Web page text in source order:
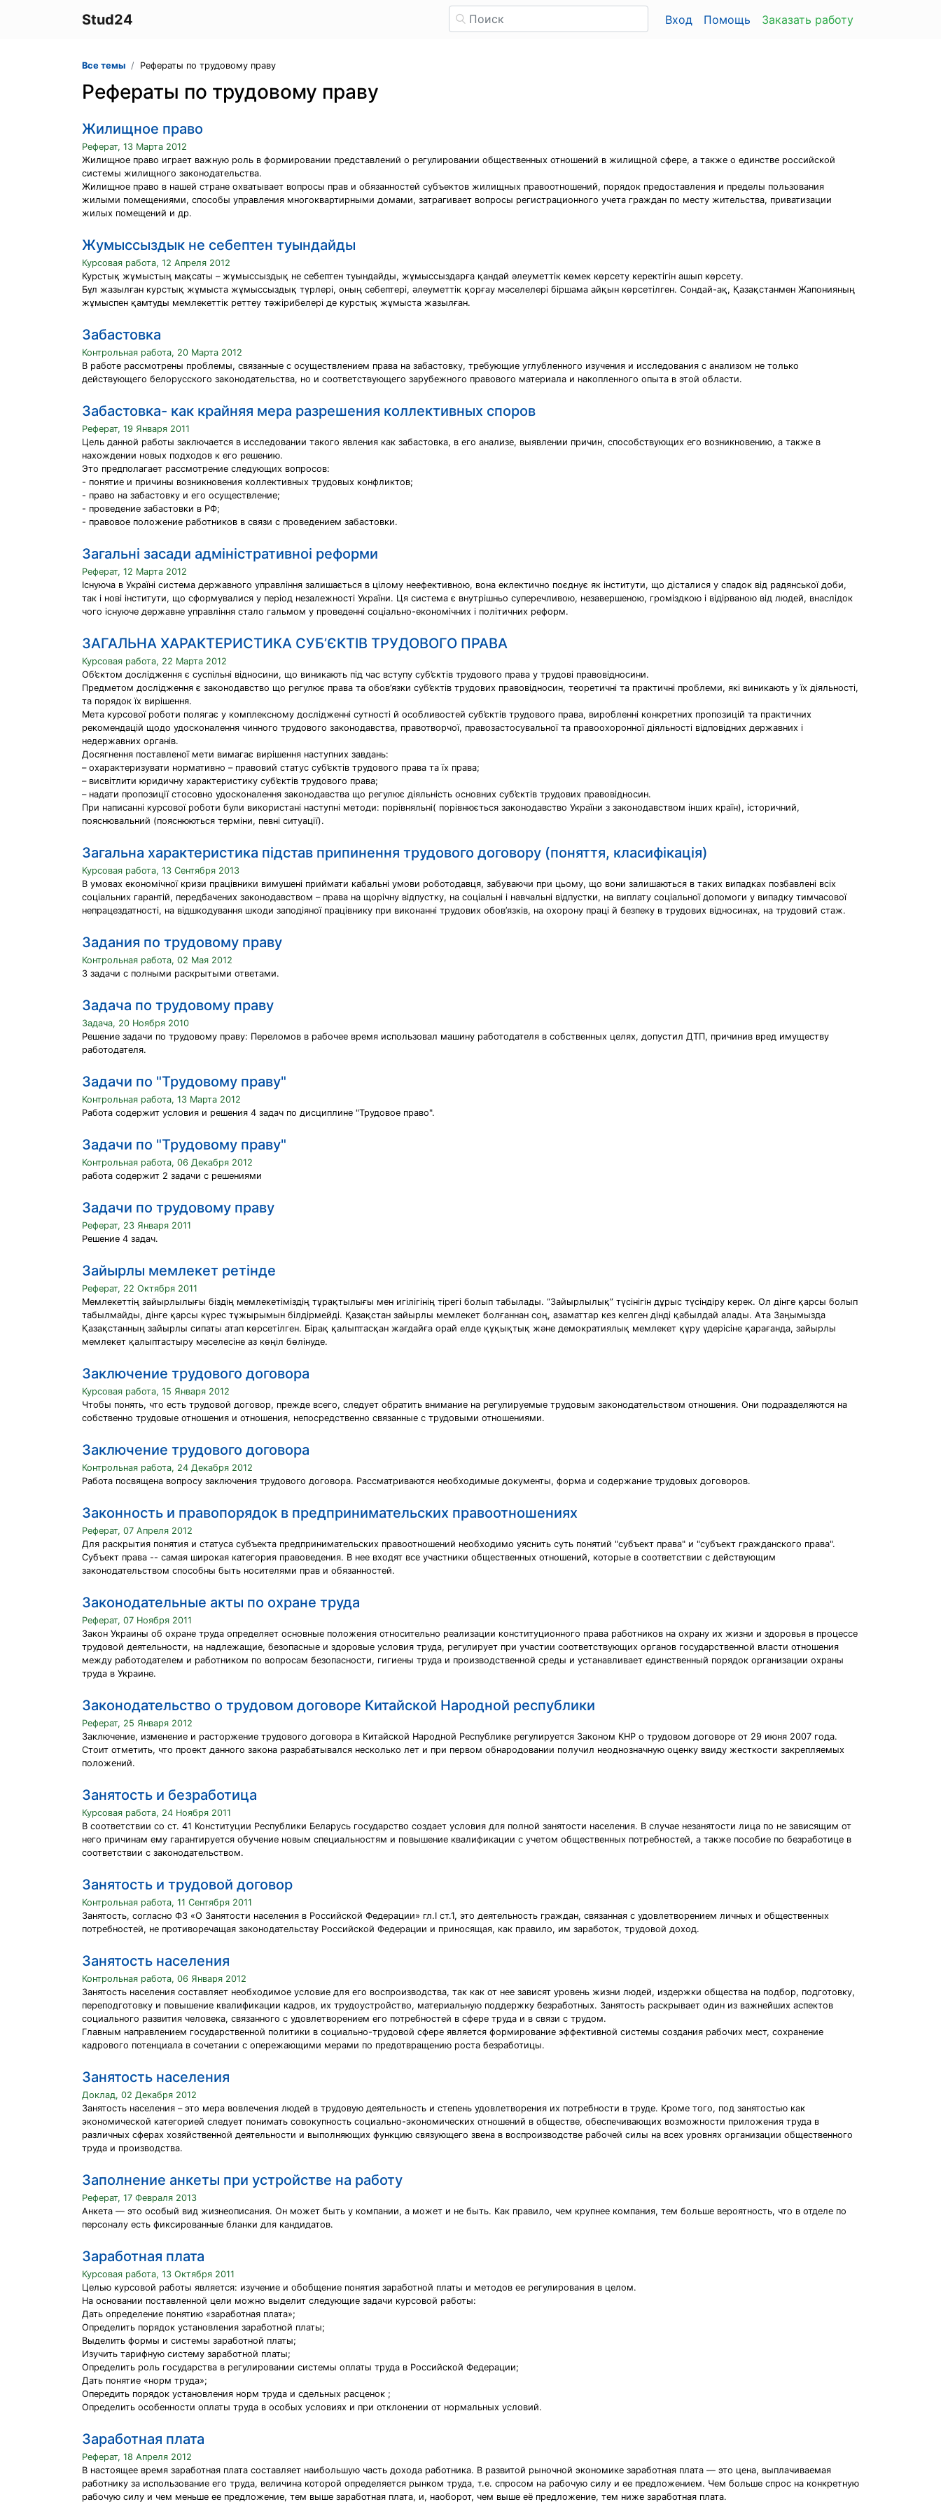
Stud24 Вход Помощь Заказать работу
Все темы Рефераты по трудовому праву
Рефераты по трудовому праву
Жилищное право
Реферат, 13 Марта 2012
Жилищное право играет важную роль в формировании представлений о регулировании общественных отношений в жилищной сфере, а также о единстве российской
системы жилищного законодательства.
Жилищное право в нашей стране охватывает вопросы прав и обязанностей субъектов жилищных правоотношений, порядок предоставления и пределы пользования
жилыми помещениями, способы управления многоквартирными домами, затрагивает вопросы регистрационного учета граждан по месту жительства, приватизации
жилых помещений и др.
Жумыссыздык не себептен туындайды
Курсовая работа, 12 Апреля 2012
Курстық жұмыстың мақсаты – жұмыссыздық не себептен туындайды, жұмыссыздарға қандай әлеуметтік көмек көрсету керектігін ашып көрсету.
Бұл жазылған курстық жұмыста жұмыссыздық түрлері, оның себептері, әлеуметтік қорғау мәселелері біршама айқын көрсетілген. Сондай-ақ, Қазақстанмен Жапонияның
жұмыспен қамтуды мемлекеттік реттеу тәжірибелері де курстық жұмыста жазылған.
Забастовка
Контрольная работа, 20 Марта 2012
В работе рассмотрены проблемы, связанные с осуществлением права на забастовку, требующие углубленного изучения и исследования с анализом не только
действующего белорусского законодательства, но и соответствующего зарубежного правового материала и накопленного опыта в этой области.
Забастовка- как крайняя мера разрешения коллективных споров
Реферат, 19 Января 2011
Цель данной работы заключается в исследовании такого явления как забастовка, в его анализе, выявлении причин, способствующих его возникновению, а также в
нахождении новых подходов к его решению.
Это предполагает рассмотрение следующих вопросов:
- понятие и причины возникновения коллективных трудовых конфликтов;
- право на забастовку и его осуществление;
- проведение забастовки в РФ;
- правовое положение работников в связи с проведением забастовки.
Загальнi засади адмiнiстративноi реформи
Реферат, 12 Марта 2012
Існуюча в Україні система державного управління залишається в цілому неефективною, вона еклектично поєднує як інститути, що дісталися у спадок від радянської доби,
так і нові інститути, що сформувалися у період незалежності України. Ця система є внутрішньо суперечливою, незавершеною, громіздкою і відірваною від людей, внаслідок
чого існуюче державне управління стало гальмом у проведенні соціально-економічних і політичних реформ.
ЗАГАЛЬНА ХАРАКТЕРИСТИКА СУБ’ЄКТІВ ТРУДОВОГО ПРАВА
Курсовая работа, 22 Марта 2012
Об’єктом дослідження є суспільні відносини, що виникають під час вступу суб’єктів трудового права у трудові правовідносини.
Предметом дослідження є законодавство що регулює права та обов’язки суб’єктів трудових правовідносин, теоретичні та практичні проблеми, які виникають у їх діяльності,
та порядок їх вирішення.
Мета курсової роботи полягає у комплексному дослідженні сутності й особливостей суб’єктів трудового права, виробленні конкретних пропозицій та практичних
рекомендацій щодо удосконалення чинного трудового законодавства, правотворчої, правозастосувальної та правоохоронної діяльності відповідних державних і
недержавних органів.
Досягнення поставленої мети вимагає вирішення наступних завдань:
– охарактеризувати нормативно – правовий статус суб’єктів трудового права та їх права;
– висвітлити юридичну характеристику суб’єктів трудового права;
– надати пропозиції стосовно удосконалення законодавства що регулює діяльність основних суб’єктів трудових правовідносин.
При написанні курсової роботи були використані наступні методи: порівняльні( порівнюється законодавство України з законодавством інших країн), історичний,
пояснювальний (пояснюються терміни, певні ситуації).
Загальна характеристика підстав припинення трудового договору (поняття, класифікація)
Курсовая работа, 13 Сентября 2013
В умовах економічної кризи працівники вимушені приймати кабальні умови роботодавця, забуваючи при цьому, що вони залишаються в таких випадках позбавлені всіх
соціальних гарантій, передбачених законодавством – права на щорічну відпустку, на соціальні і навчальні відпустки, на виплату соціальної допомоги у випадку тимчасової
непрацездатності, на відшкодування шкоди заподіяної працівнику при виконанні трудових обов’язків, на охорону праці й безпеку в трудових відносинах, на трудовий стаж.
Задания по трудовому праву
Контрольная работа, 02 Мая 2012
3 задачи с полными раскрытыми ответами.
Задача по трудовому праву
Задача, 20 Ноября 2010
Решение задачи по трудовому праву: Переломов в рабочее время использовал машину работодателя в собственных целях, допустил ДТП, причинив вред имуществу
работодателя.
Задачи по "Трудовому праву"
Контрольная работа, 13 Марта 2012
Работа содержит условия и решения 4 задач по дисциплине "Трудовое право".
Задачи по "Трудовому праву"
Контрольная работа, 06 Декабря 2012
работа содержит 2 задачи с решениями
Задачи по трудовому праву
Реферат, 23 Января 2011
Решение 4 задач.
Зайырлы мемлекет ретінде
Реферат, 22 Октября 2011
Мемлекеттің зайырлылығы біздің мемлекетіміздің тұрақтылығы мен игілігінің тірегі болып табылады. “Зайырлылық” түсінігін дұрыс түсіндіру керек. Ол дінге қарсы болып
табылмайды, дінге қарсы күрес тұжырымын білдірмейді. Қазақстан зайырлы мемлекет болғаннан соң, азаматтар кез келген дінді қабылдай алады. Ата Заңымызда
Қазақстанның зайырлы сипаты атап көрсетiлген. Бiрақ қалыптасқан жағдайға орай елде құқықтық және демократиялық мемлекет құру үдерiсiне қарағанда, зайырлы
мемлекет қалыптастыру мәселесiне аз көңiл бөлiнуде.
Заключение трудового договора
Курсовая работа, 15 Января 2012
Чтобы понять, что есть трудовой договор, прежде всего, следует обратить внимание на регулируемые трудовым законодательством отношения. Они подразделяются на
собственно трудовые отношения и отношения, непосредственно связанные с трудовыми отношениями.
Заключение трудового договора
Контрольная работа, 24 Декабря 2012
Работа посвящена вопросу заключения трудового договора. Рассматриваются необходимые документы, форма и содержание трудовых договоров.
Законность и правопорядок в предпринимательских правоотношениях
Реферат, 07 Апреля 2012
Для раскрытия понятия и статуса субъекта предпринимательских правоотношений необходимо уяснить суть понятий "субъект права" и "субъект гражданского права".
Субъект права -- самая широкая категория правоведения. В нее входят все участники общественных отношений, которые в соответствии с действующим
законодательством способны быть носителями прав и обязанностей.
Законодательные акты по охране труда
Реферат, 07 Ноября 2011
Закон Украины об охране труда определяет основные положения относительно реализации конституционного права работников на охрану их жизни и здоровья в процессе
трудовой деятельности, на надлежащие, безопасные и здоровые условия труда, регулирует при участии соответствующих органов государственной власти отношения
между работодателем и работником по вопросам безопасности, гигиены труда и производственной среды и устанавливает единственный порядок организации охраны
труда в Украине.
Законодательство о трудовом договоре Китайской Народной республики
Реферат, 25 Января 2012
Заключение, изменение и расторжение трудового договора в Китайской Народной Республике регулируется Законом КНР о трудовом договоре от 29 июня 2007 года.
Стоит отметить, что проект данного закона разрабатывался несколько лет и при первом обнародовании получил неоднозначную оценку ввиду жесткости закрепляемых
положений.
Занятость и безработица
Курсовая работа, 24 Ноября 2011
В соответствии со ст. 41 Конституции Республики Беларусь государство создает условия для полной занятости населения. В случае незанятости лица по не зависящим от
него причинам ему гарантируется обучение новым специальностям и повышение квалификации с учетом общественных потребностей, а также пособие по безработице в
соответствии с законодательством.
Занятость и трудовой договор
Контрольная работа, 11 Сентября 2011
Занятость, согласно ФЗ «О Занятости населения в Российской Федерации» гл.I ст.1, это деятельность граждан, связанная с удовлетворением личных и общественных
потребностей, не противоречащая законодательству Российской Федерации и приносящая, как правило, им заработок, трудовой доход.
Занятость населения
Контрольная работа, 06 Января 2012
Занятость населения составляет необходимое условие для его воспроизводства, так как от нее зависят уровень жизни людей, издержки общества на подбор, подготовку,
переподготовку и повышение квалификации кадров, их трудоустройство, материальную поддержку безработных. Занятость раскрывает один из важнейших аспектов
социального развития человека, связанного с удовлетворением его потребностей в сфере труда и в связи с трудом.
Главным направлением государственной политики в социально-трудовой сфере является формирование эффективной системы создания рабочих мест, сохранение
кадрового потенциала в сочетании с опережающими мерами по предотвращению роста безработицы.
Занятость населения
Доклад, 02 Декабря 2012
Занятость населения – это мера вовлечения людей в трудовую деятельность и степень удовлетворения их потребности в труде. Кроме того, под занятостью как
экономической категорией следует понимать совокупность социально-экономических отношений в обществе, обеспечивающих возможности приложения труда в
различных сферах хозяйственной деятельности и выполняющих функцию связующего звена в воспроизводстве рабочей силы на всех уровнях организации общественного
труда и производства.
Заполнение анкеты при устройстве на работу
Реферат, 17 Февраля 2013
Анкета — это особый вид жизнеописания. Он может быть у компании, а может и не быть. Как правило, чем крупнее компания, тем больше вероятность, что в отделе по
персоналу есть фиксированные бланки для кандидатов.
Заработная плата
Курсовая работа, 13 Октября 2011
Целью курсовой работы является: изучение и обобщение понятия заработной платы и методов ее регулирования в целом.
На основании поставленной цели можно выделит следующие задачи курсовой работы:
Дать определение понятию «заработная плата»;
Определить порядок установления заработной платы;
Выделить формы и системы заработной платы;
Изучить тарифную систему заработной платы;
Определить роль государства в регулировании системы оплаты труда в Российской Федерации;
Дать понятие «норм труда»;
Опередить порядок установления норм труда и сдельных расценок ;
Определить особенности оплаты труда в особых условиях и при отклонении от нормальных условий.
Заработная плата
Реферат, 18 Апреля 2012
В настоящее время заработная плата составляет наибольшую часть дохода работника. В развитой рыночной экономике заработная плата — это цена, выплачиваемая
работнику за использование его труда, величина которой определяется рынком труда, т.е. спросом на рабочую силу и ее предложением. Чем больше спрос на конкретную
рабочую силу и чем меньше ее предложение, тем выше заработная плата, и, наоборот, чем выше её предложение, тем ниже заработная плата.